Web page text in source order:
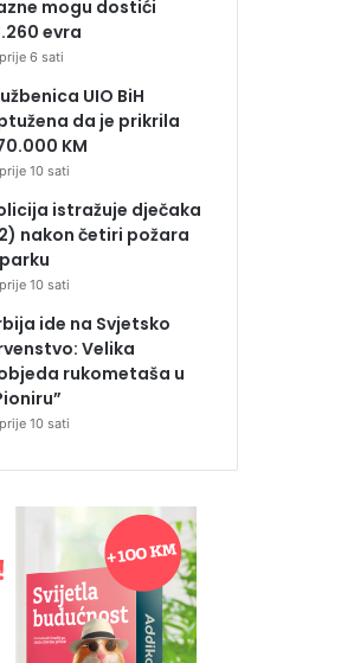
mogu dostići
evra
prije 6 sati
UIO BiH
da je prikrila
KM
prije 10 sati
istražuje dječaka
nakon četiri požara
prije 10 sati
ide na Svjetsko
Velika
rukometaša u
prije 10 sati